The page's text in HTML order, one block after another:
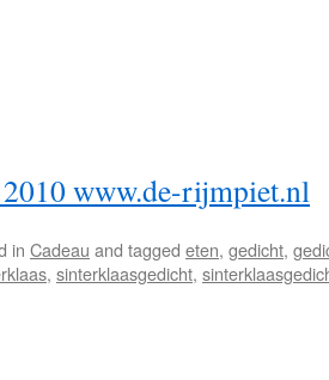
www.de-rijmpiet.nl
in Cadeau and tagged eten, gedicht,
, sinterklaasgedicht,